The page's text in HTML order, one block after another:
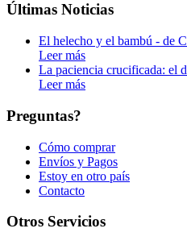
Últimas Noticias
El helecho y el bambú - de
Leer más
La paciencia crucificada: el
Leer más
Preguntas?
Cómo comprar
Envíos y Pagos
Estoy en otro país
Contacto
Otros Servicios